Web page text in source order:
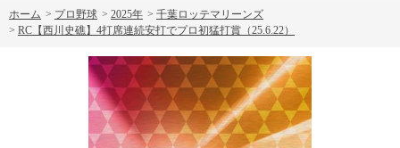
ホーム > プロ野球 > 2025年 > 千葉ロッテマリーンズ
> RC【西川史礁】4打席連続安打でプロ初猛打賞（25.6.22）